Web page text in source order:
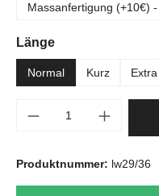
Massanfertigung (+10€)
Längeauswählen
Normal Kurz
Produkt Anzahl:
Produktnummer: lw29/36